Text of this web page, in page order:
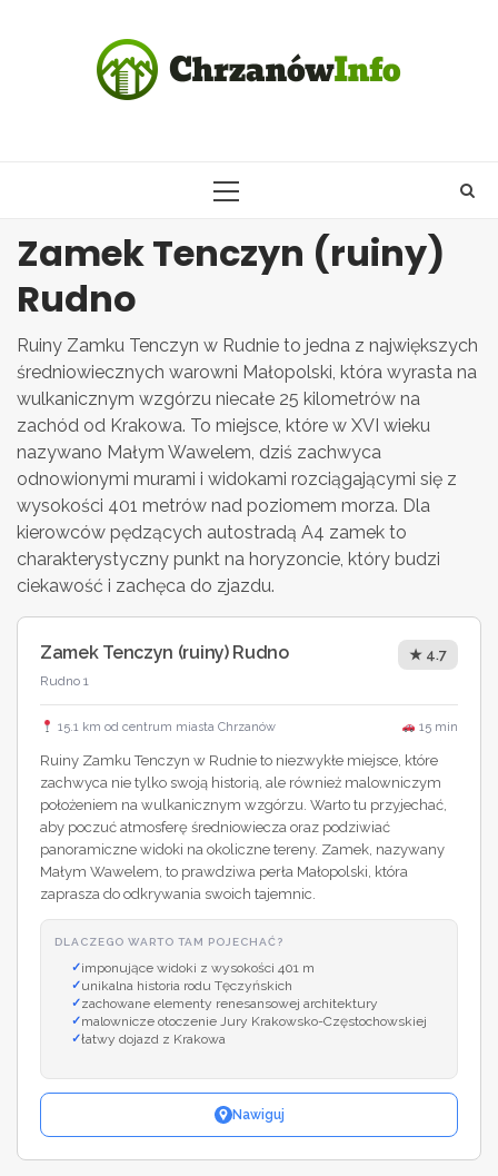
PRIMARY
Zamek Tenczyn (ruiny)
Rudno
Ruiny Zamku Tenczyn w Rudnie to jedna z największych
średniowiecznych warowni Małopolski, która wyrasta na
wulkanicznym wzgórzu niecałe 25 kilometrów na
zachód od Krakowa. To miejsce, które w XVI wieku
nazywano Małym Wawelem, dziś zachwyca
odnowionymi murami i widokami rozciągającymi się z
wysokości 401 metrów nad poziomem morza. Dla
kierowców pędzących autostradą A4 zamek to
charakterystyczny punkt na horyzoncie, który budzi
ciekawość i zachęca do zjazdu.
Zamek Tenczyn (ruiny) Rudno
Rudno 1
★ 4.7
15.1 km od centrum miasta Chrzanów 15 min
Ruiny Zamku Tenczyn w Rudnie to niezwykłe miejsce, które
zachwyca nie tylko swoją historią, ale również malowniczym
położeniem na wulkanicznym wzgórzu. Warto tu przyjechać,
aby poczuć atmosferę średniowiecza oraz podziwiać
panoramiczne widoki na okoliczne tereny. Zamek, nazywany
Małym Wawelem, to prawdziwa perła Małopolski, która
zaprasza do odkrywania swoich tajemnic.
DLACZEGO WARTO TAM POJECHAĆ?
imponujące widoki z wysokości 401 m
unikalna historia rodu Tęczyńskich
zachowane elementy renesansowej architektury
malownicze otoczenie Jury Krakowsko-Częstochowskiej
łatwy dojazd z Krakowa
Nawiguj